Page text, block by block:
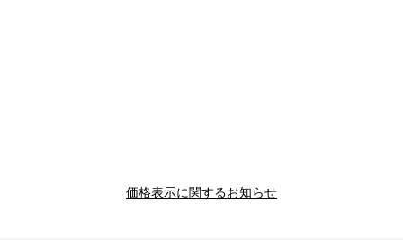
価格表示に関するお知らせ